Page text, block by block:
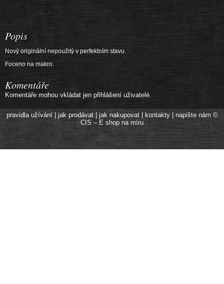
Popis
Nový originální nepoužitý v perfektním stavu.
Foceno na makro.
Komentáře
Komentáře mohou vkládat jen přihlášení uživatelé.
pravidla užívání| jak prodávat| jak nakupovat|kontakty| napište nám ©
CIS – E shop na míru